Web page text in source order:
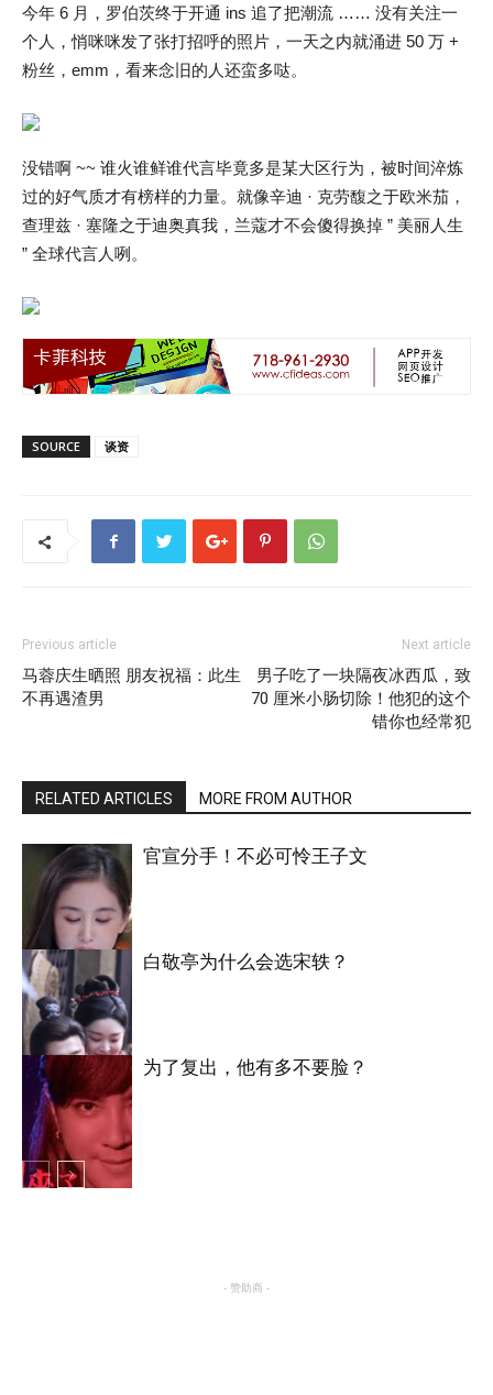
今年 6 月，罗伯茨终于开通 ins 追了把潮流 …… 没有关注一
个人，悄咪咪发了张打招呼的照片，一天之内就涌进 50 万 +
粉丝，emm，看来念旧的人还蛮多哒。
没错啊 ~~ 谁火谁鲜谁代言毕竟多是某大区行为，被时间淬炼
过的好气质才有榜样的力量。就像辛迪 · 克劳馥之于欧米茄，
查理兹 · 塞隆之于迪奥真我，兰蔻才不会傻得换掉 ” 美丽人生
” 全球代言人咧。
SOURCE 谈资
Previous article
马蓉庆生晒照 朋友祝福：此生
不再遇渣男
Next article
男子吃了一块隔夜冰西瓜，致
70 厘米小肠切除！他犯的这个
错你也经常犯
RELATED ARTICLES MORE FROM AUTHOR
明星八卦
官宣分手！不必可怜王子文
明星八卦
白敬亭为什么会选宋轶？
为了复出，他有多不要脸？
- 赞助商 -